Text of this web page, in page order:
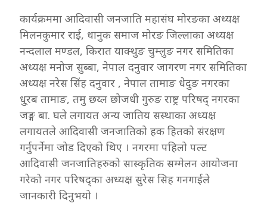
कार्यक्रममा आदिवासी जनजाति महासंघ मोरङका अध्यक्ष
मिलनकुमार राई, धानुक समाज मोरङ जिल्लाका अध्यक्ष
नन्दलाल मण्डल, किरात याक्थुङ चुम्लुङ नगर समितिका
अध्यक्ष मनोज सुब्बा, नेपाल दनुवार जागरण नगर समितिका
अध्यक्ष नरेस सिंह दनुवार , नेपाल तामाङ धेदुङ नगरका
धु्रब तामाङ, तमु छय्ल छोजधी गुरुङ राष्ट्र परिषद् नगरका
जङ्ग बा. घले लगायत अन्य जातिय सस्थाका अध्यक्ष
लगायतले आदिवासी जनजातिको हक हितको संरक्षण
गर्नुपर्नेमा जोड दिएको थिए । नगरमा पहिलो पल्ट
आदिवासी जनजातिहरुको सास्कृतिक सम्मेलन आयोजना
गरेको नगर परिषद्का अध्यक्ष सुरेस सिह गनगाईले
जानकारी दिनुभयो ।